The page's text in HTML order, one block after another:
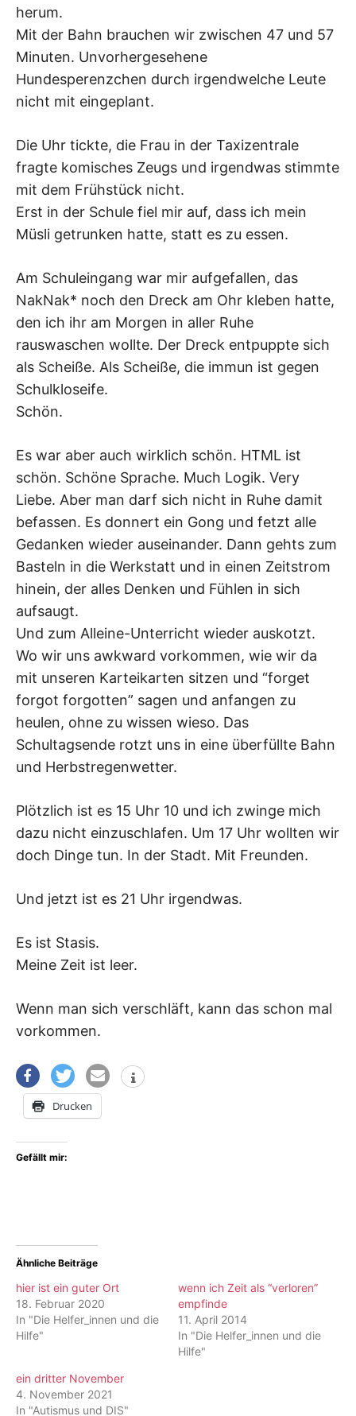
herum.
Mit der Bahn brauchen wir zwischen 47 und 57
Minuten. Unvorhergesehene
Hundesperenzchen durch irgendwelche Leute
nicht mit eingeplant.
Die Uhr tickte, die Frau in der Taxizentrale
fragte komisches Zeugs und irgendwas stimmte
mit dem Frühstück nicht.
Erst in der Schule fiel mir auf, dass ich mein
Müsli getrunken hatte, statt es zu essen.
Am Schuleingang war mir aufgefallen, das
NakNak* noch den Dreck am Ohr kleben hatte,
den ich ihr am Morgen in aller Ruhe
rauswaschen wollte. Der Dreck entpuppte sich
als Scheiße. Als Scheiße, die immun ist gegen
Schulkloseife.
Schön.
Es war aber auch wirklich schön. HTML ist
schön. Schöne Sprache. Much Logik. Very
Liebe. Aber man darf sich nicht in Ruhe damit
befassen. Es donnert ein Gong und fetzt alle
Gedanken wieder auseinander. Dann gehts zum
Basteln in die Werkstatt und in einen Zeitstrom
hinein, der alles Denken und Fühlen in sich
aufsaugt.
Und zum Alleine-Unterricht wieder auskotzt.
Wo wir uns awkward vorkommen, wie wir da
mit unseren Karteikarten sitzen und “forget
forgot forgotten” sagen und anfangen zu
heulen, ohne zu wissen wieso. Das
Schultagsende rotzt uns in eine überfüllte Bahn
und Herbstregenwetter.
Plötzlich ist es 15 Uhr 10 und ich zwinge mich
dazu nicht einzuschlafen. Um 17 Uhr wollten wir
doch Dinge tun. In der Stadt. Mit Freunden.
Und jetzt ist es 21 Uhr irgendwas.
Es ist Stasis.
Meine Zeit ist leer.
Wenn man sich verschläft, kann das schon mal
vorkommen.
Drucken
Gefällt mir:
Ähnliche Beiträge
hier ist ein guter Ort
18. Februar 2020
In "Die Helfer_innen und die
Hilfe"
wenn ich Zeit als “verloren”
empfinde
11. April 2014
In "Die Helfer_innen und die
Hilfe"
ein dritter November
4. November 2021
In "Autismus und DIS"